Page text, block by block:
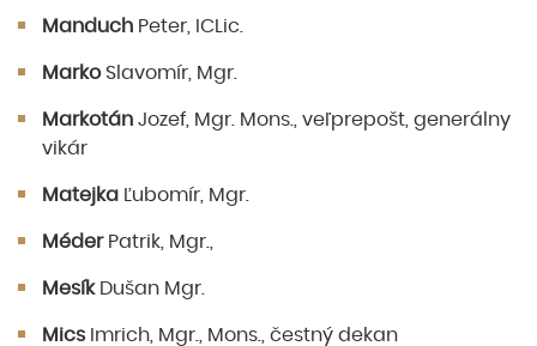
Manduch Peter, ICLic.
MarkoSlavomír, Mgr.
Markotán Jozef, Mgr. Mons., veľprepošt, generálny
vikár
Matejka Ľubomír, Mgr.
MéderPatrik, Mgr.,
MesíkDušan Mgr.
Mics Imrich, Mgr., Mons., čestný dekan